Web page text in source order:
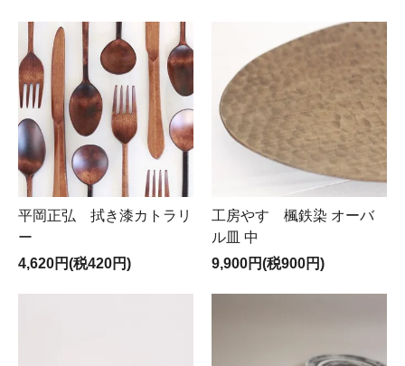
平岡正弘 拭き漆カトラリ
ー
4,620円(税420円)
工房やす 楓鉄染 オーバ
ル皿 中
9,900円(税900円)